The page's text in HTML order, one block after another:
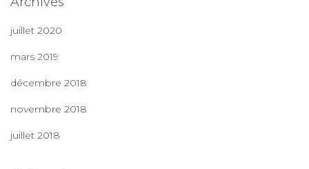
juillet 2020
mars 2019
décembre 2018
novembre 2018
juillet 2018